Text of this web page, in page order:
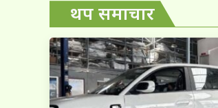
थप समाचार